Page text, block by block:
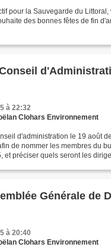
pour la Sauvegarde du Littoral,
des bonnes fêtes de fin
à 22:32
Clohars Environnement
d'administration le 19 août
de nommer les membres du
et préciser quels seront les
Générale de
à 20:40
Clohars Environnement